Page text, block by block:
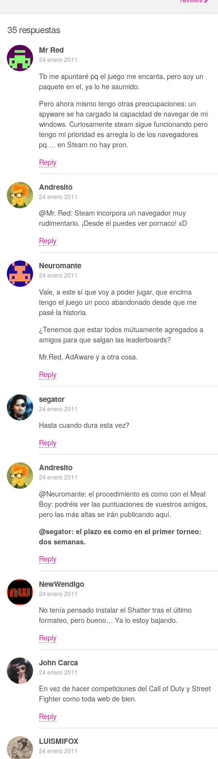
35 respuestas
Mr Red
24 enero 2011
Tb me apuntaré pq el juego me encanta, pero soy un
paquete en el, ya lo he asumido.
Pero ahora mismo tengo otras preocupaciones: un
spyware se ha cargado la capacidad de navegar de mi
windows. Curiosamente steam sigue funcionando pero
tengo mi prioridad es arregla lo de los navegadores
pq…. en Steam no hay pron.
Reply
Andresito
24 enero 2011
@Mr. Red: Steam incorpora un navegador muy
rudimentario. ¡Desde él puedes ver pornaco! xD
Reply
Neuromante
24 enero 2011
Vale, a este sí que voy a poder jugar, que encima
tengo el juego un poco abandonado desde que me
pasé la historia.
¿Tenemos que estar todos mútuamente agregados a
amigos para que salgan las leaderboards?
Mr.Red, AdAware y a otra cosa.
Reply
segator
24 enero 2011
Hasta cuando dura esta vez?
Reply
Andresito
24 enero 2011
@Neuromante: el procedimiento es como con el Meat
Boy: podréis ver las puntuaciones de vuestros amigos,
pero las más altas se irán publicando aquí.
@segator: el plazo es como en el primer torneo:
dos semanas.
Reply
NewWendigo
24 enero 2011
No tenía pensado instalar el Shatter tras el último
formateo, pero bueno… Ya lo estoy bajando.
Reply
John Carca
24 enero 2011
En vez de hacer competiciones del Call of Duty y Street
Fighter como toda web de bien.
Reply
LUISMIFOX
24 enero 2011